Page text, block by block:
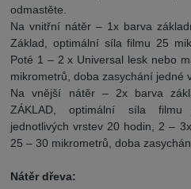
odmastěte.
Na vnitřní nátěr – 1x barva
Základ, optimální síla filmu 25
Poté 1 – 2 x Universal lesk nebo
mikrometrů, doba zasychání jedné
Na vnější nátěr – 2x barva
ZÁKLAD, optimální síla filmu
jednotlivých vrstev 20 hodin, 2 –
25 – 30 mikrometrů, doba
Nátěr dřeva: